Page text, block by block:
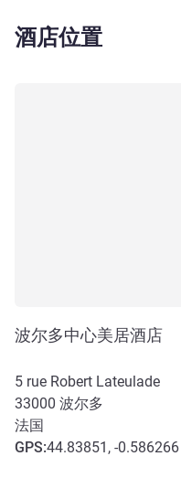
酒店位置
波尔多中心美居酒店
5 rue Robert Lateulade
33000 波尔多
法国
GPS:44.83851, -0.586266